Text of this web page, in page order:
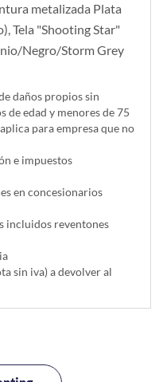
metalizada Plata
Tela "Shooting Star"
Negro/Storm Grey
daños propios sin
de edad y menores de 75
para empresa que no
e impuestos
en concesionarios
incluidos reventones
sin iva) a devolver al